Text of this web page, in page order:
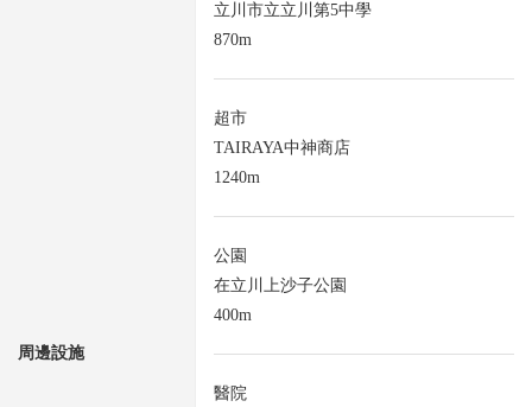
周邊設施
立川市立立川第5中學
870m
超市
TAIRAYA中神商店
1240m
公園
在立川上沙子公園
400m
醫院